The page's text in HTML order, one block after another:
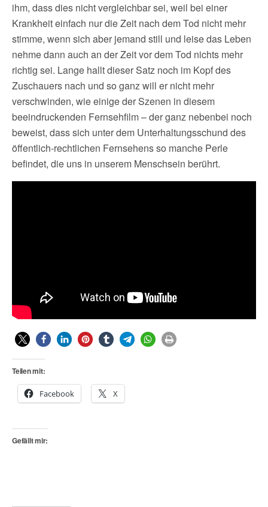
ihm, dass dies nicht vergleichbar sei, weil bei einer
Krankheit einfach nur die Zeit nach dem Tod nicht mehr
stimme, wenn sich aber jemand still und leise das Leben
nehme dann auch an der Zeit vor dem Tod nichts mehr
richtig sei. Lange hallt dieser Satz noch im Kopf des
Zuschauers nach und so ganz will er nicht mehr
verschwinden, wie einige der Szenen in diesem
beeindruckenden Fernsehfilm – der ganz nebenbei noch
beweist, dass sich unter dem Unterhaltungsschund des
öffentlich-rechtlichen Fernsehens so manche Perle
befindet, die uns in unserem Menschsein berührt.
Teilen mit:
Facebook X
Gefällt mir: